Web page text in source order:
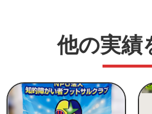
他の実績